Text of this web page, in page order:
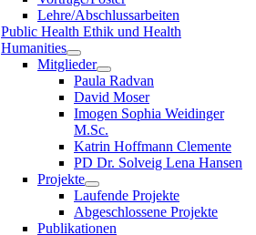
Lehre/Abschlussarbeiten
Public Health Ethik und Health
Humanities
Mitglieder
Paula Radvan
David Moser
Imogen Sophia Weidinger
M.Sc.
Katrin Hoffmann Clemente
PD Dr. Solveig Lena Hansen
Projekte
Laufende Projekte
Abgeschlossene Projekte
Publikationen